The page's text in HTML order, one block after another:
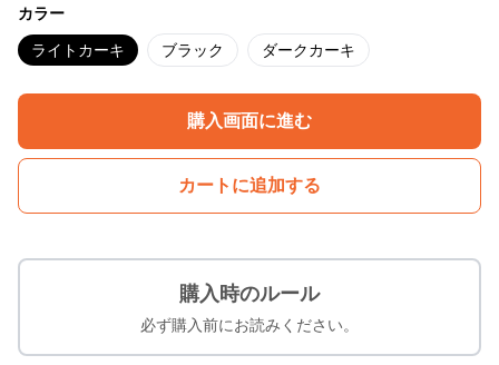
カラー
ライトカーキ ブラック ダークカーキ
購入画面に進む
カートに追加する
購入時のルール
必ず購入前にお読みください。